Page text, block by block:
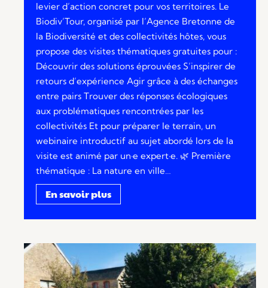
levier d’action concret pour vos territoires. Le
Biodiv’Tour, organisé par l’Agence Bretonne de
la Biodiversité et des collectivités hôtes, vous
propose des visites thématiques gratuites pour :
Découvrir des solutions éprouvées S’inspirer de
retours d’expérience Agir grâce à des échanges
entre pairs Trouver des réponses écologiques
aux problématiques rencontrées par les
collectivités Et pour préparer le terrain, un
webinaire introductif au sujet abordé lors de la
visite est animé par un·e expert·e. 🌿 Première
thématique : La nature en ville…
En savoir plus